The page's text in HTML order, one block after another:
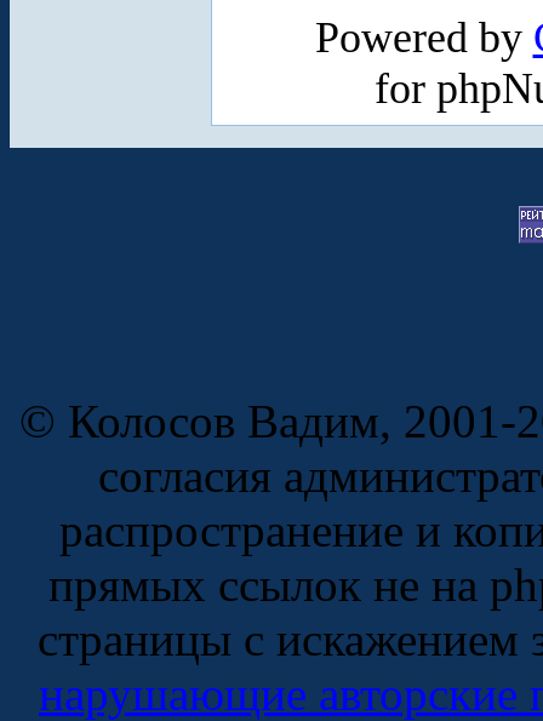
Powered by
for
© Колосов Вадим, 2001-
согласия
распространение и
прямых ссылок не на
страницы с искажением
нарушающие авторские